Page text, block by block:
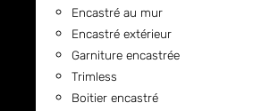
Encastré au mur
Encastré extérieur
Garniture encastrée
Trimless
Boitier encastré